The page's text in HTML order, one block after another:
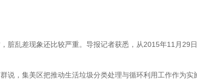
乱差现象还比较严重。导报记者获悉，从2015年11月29
，集美区把推动生活垃圾分类处理与循环利用工作作为